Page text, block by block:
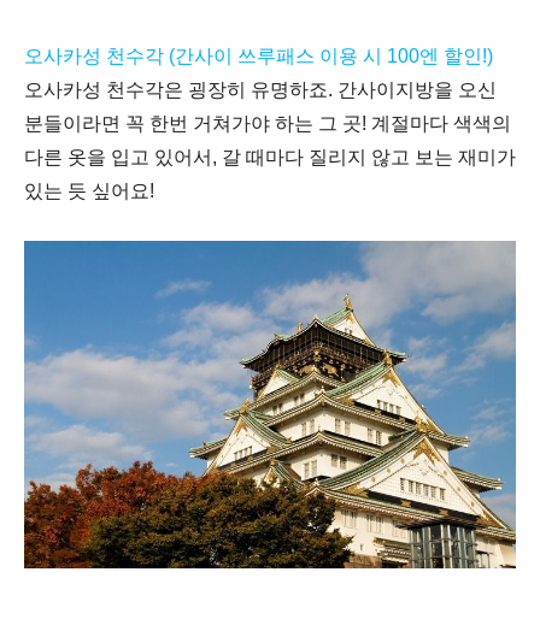
오사카성 천수각 (간사이 쓰루패스 이용 시 100엔 할인!)
오사카성 천수각은 굉장히 유명하죠. 간사이지방을 오신
분들이라면 꼭 한번 거쳐가야 하는 그 곳! 계절마다 색색의
다른 옷을 입고 있어서 , 갈 때마다 질리지 않고 보는 재미가
있는 듯 싶어요!